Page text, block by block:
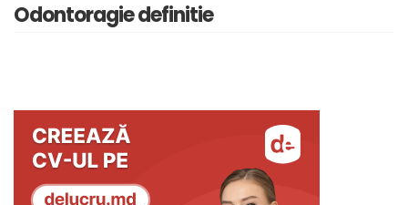
Odontoragie definitie